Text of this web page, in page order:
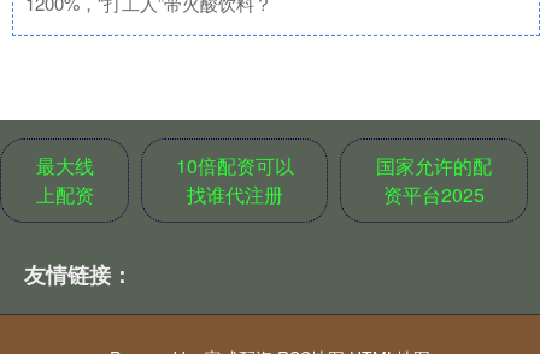
最大线
上配资
10倍配资可以
找谁代注册
国家允许的配
资平台2025
友情链接：